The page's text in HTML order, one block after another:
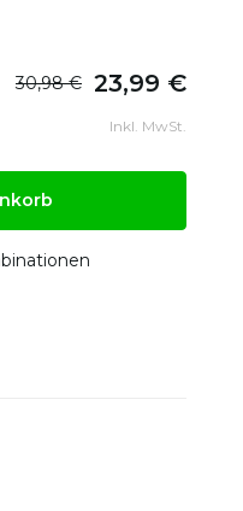
30,98 € 23,99 €
Inkl. MwSt.